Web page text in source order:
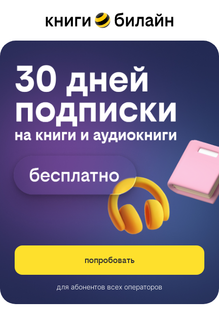
попробовать
для абонентов всех операторов